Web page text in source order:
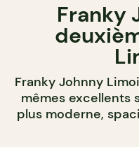
Franky
Franky Johnny
mêmes excellents
plus moderne,